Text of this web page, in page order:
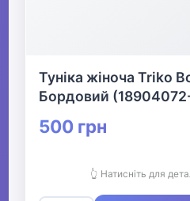
Туніка жіноча Triko
Бордовий
500 грн
👆 Натисніть для